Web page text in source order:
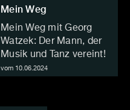
Mein Weg
Mein Weg mit Georg
Watzek: Der Mann, der
Musik und Tanz vereint!
vom 10.06.2024